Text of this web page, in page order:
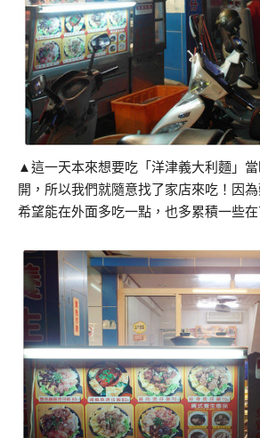
▲這一天本來想要吃「洋津義大利麵」
開，所以我們就隨意找了家店來吃！因
希望能在外面多吃一點，也多累積一些在